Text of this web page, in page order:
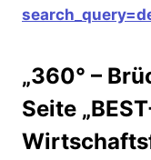
„360° –
Seite